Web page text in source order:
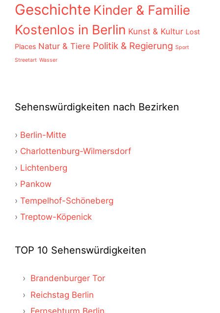
Geschichte Kinder & Familie
Kostenlos in Berlin Kunst & Kultur Lost
Places Natur & Tiere Politik & Regierung Sport
Streetart Wasser
Sehenswürdigkeiten nach Bezirken
Berlin-Mitte
Charlottenburg-Wilmersdorf
Lichtenberg
Pankow
Tempelhof-Schöneberg
Treptow-Köpenick
TOP 10 Sehenswürdigkeiten
Brandenburger Tor
Reichstag Berlin
Fernsehturm Berlin